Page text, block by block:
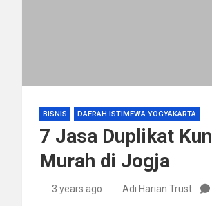
BISNIS DAERAH ISTIMEWA YOGYAKARTA
7 Jasa Duplikat
Murah di Jogja
3 years ago Adi Harian Trust